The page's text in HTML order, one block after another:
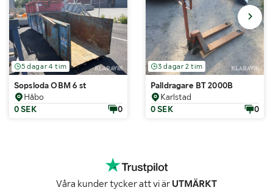
5 dagar 4 tim
Sopsloda OBM 6 st
Håbo
0 SEK
0
3 dagar 2 tim
Palldragare BT 2000B
Karlstad
0 SEK
0
Våra kunder tycker att vi är UTMÄRKT